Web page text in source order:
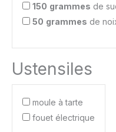
150 grammes de
50 grammes de
Ustensiles
moule à tarte
fouet électrique